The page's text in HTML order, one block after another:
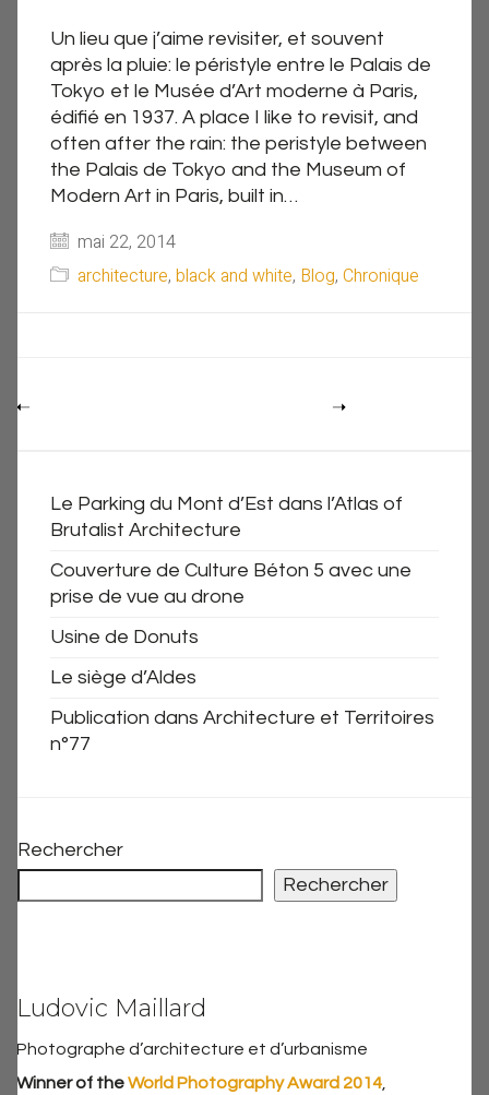
Un lieu que j’aime revisiter, et souvent
après la pluie: le péristyle entre le Palais de
Tokyo et le Musée d’Art moderne à Paris,
édifié en 1937. A place I like to revisit, and
often after the rain: the peristyle between
the Palais de Tokyo and the Museum of
Modern Art in Paris, built in…
mai 22, 2014
architecture, black and white, Blog, Chronique
Le Parking du Mont d’Est dans l’Atlas of
Brutalist Architecture
Couverture de Culture Béton 5 avec une
prise de vue au drone
Usine de Donuts
Le siège d’Aldes
Publication dans Architecture et Territoires
n°77
Rechercher
Rechercher
Ludovic Maillard
Photographe d’architecture et d’urbanisme
Winner of theWorld Photography Award 2014